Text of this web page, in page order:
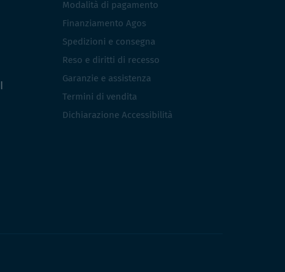
Modalità di pagamento
Finanziamento Agos
Spedizioni e consegna
Reso e diritti di recesso
Garanzie e assistenza
Termini di vendita
Dichiarazione Accessibilità